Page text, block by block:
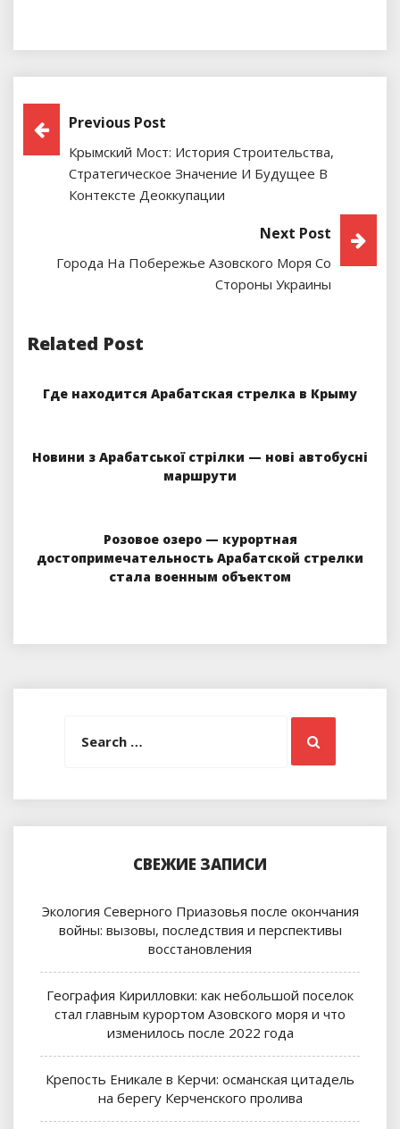
Навигация
По
Записям
Previous Post
Крымский Мост: История Строительства,
Стратегическое Значение И Будущее В
Контексте Деоккупации
Next Post
Города На Побережье Азовского Моря Со
Стороны Украины
Related Post
Где находится Арабатская стрелка в Крыму
Новини з Арабатської стрілки — нові автобусні
маршрути
Розовое озеро — курортная
достопримечательность Арабатской стрелки
стала военным объектом
Search
СВЕЖИЕ ЗАПИСИ
Экология Северного Приазовья после окончания
войны: вызовы, последствия и перспективы
восстановления
География Кирилловки: как небольшой поселок
стал главным курортом Азовского моря и что
изменилось после 2022 года
Крепость Еникале в Керчи: османская цитадель
на берегу Керченского пролива